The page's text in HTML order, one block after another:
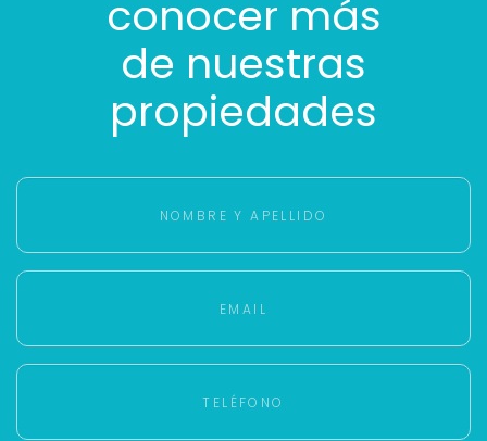
conocer más
de nuestras
propiedades